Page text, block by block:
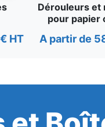
HT
Dérouleurs et
pour papier
A partir de